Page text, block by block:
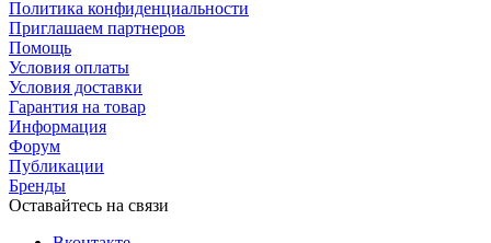
Политика конфиденциальности
Приглашаем партнеров
Помощь
Условия оплаты
Условия доставки
Гарантия на товар
Информация
Форум
Публикации
Бренды
Оставайтесь на связи